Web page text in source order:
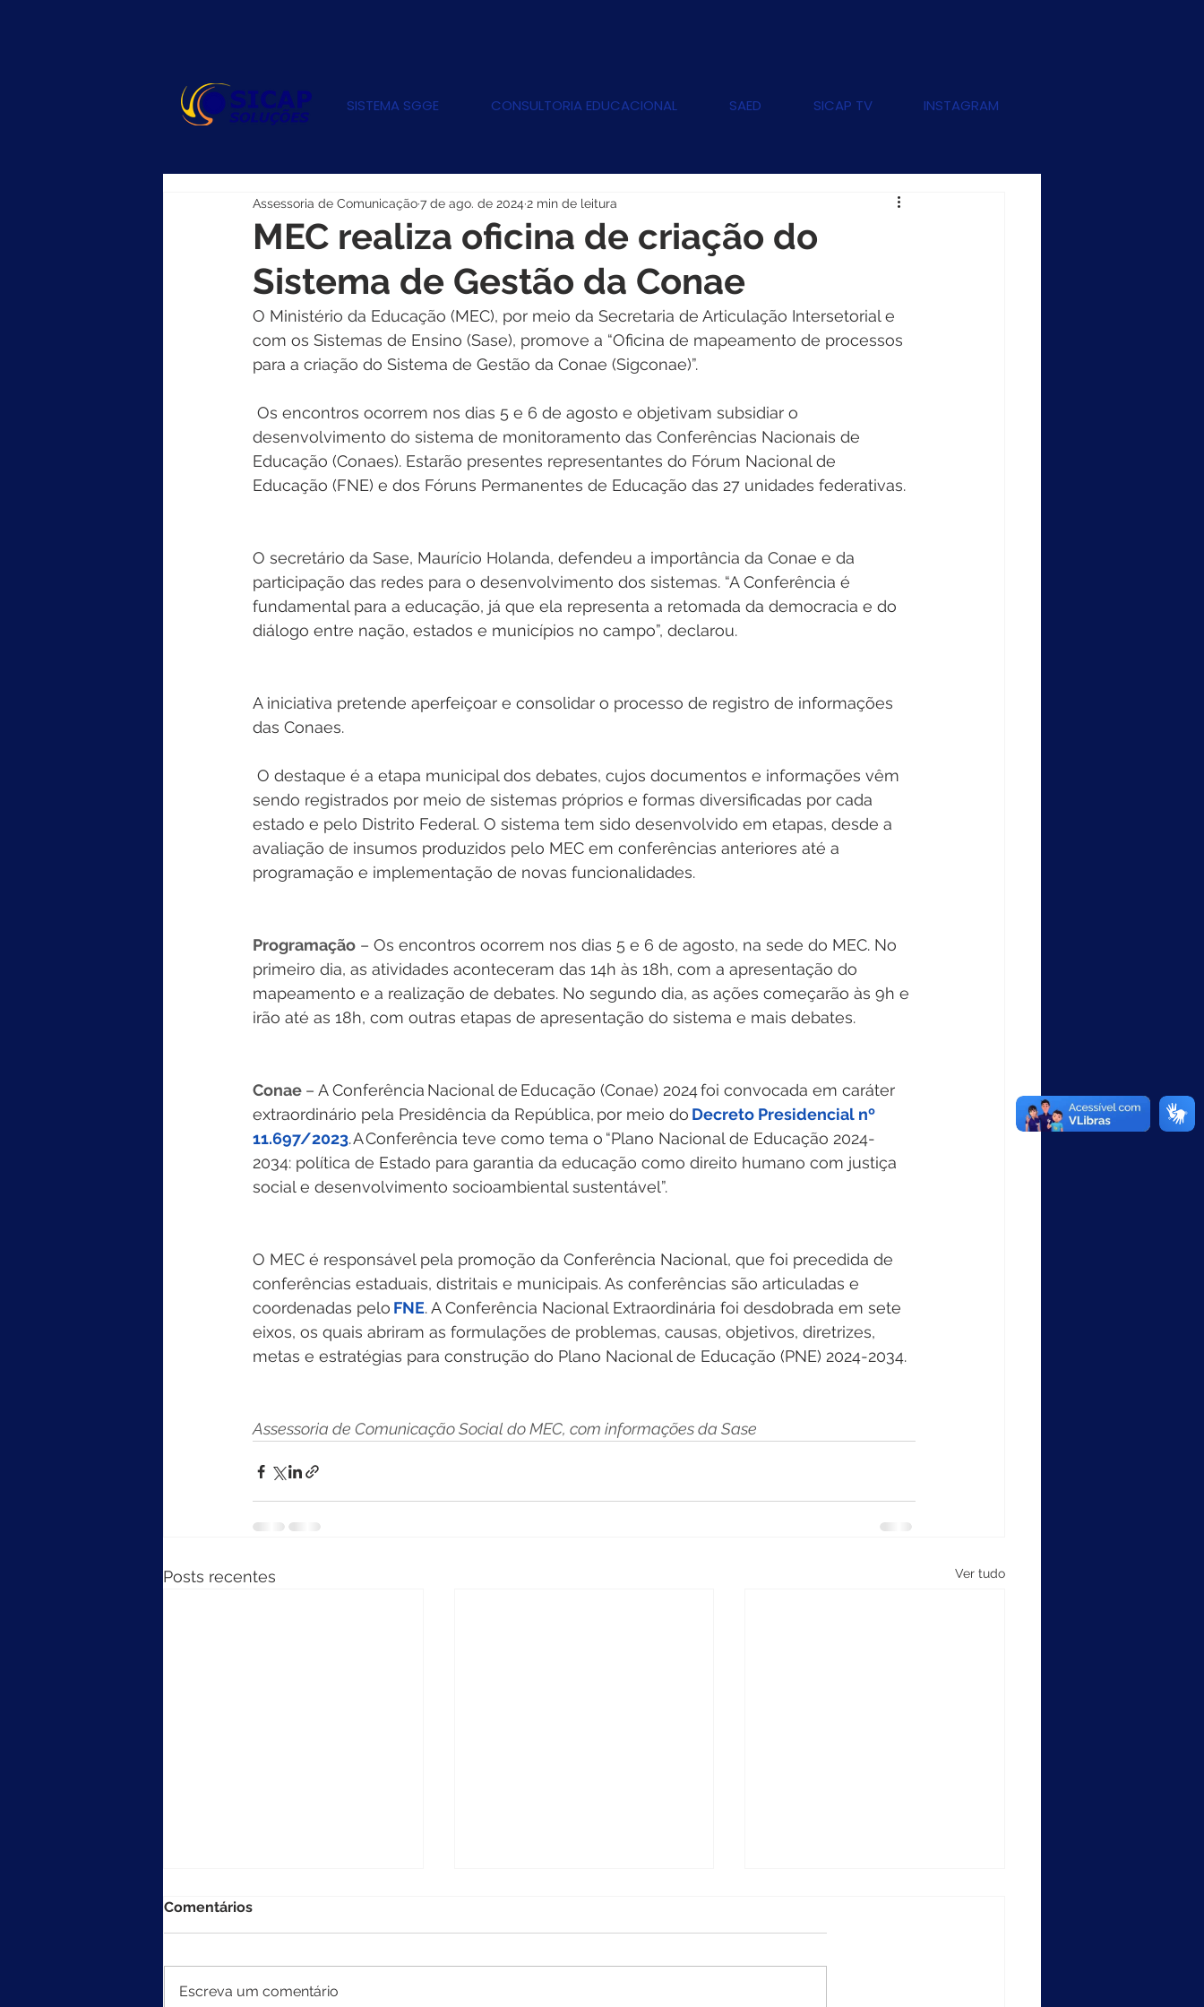
SISTEMA SGGE CONSULTORIA EDUCACIONAL SAED SICAP TV INSTAGRAM
MEC realiza oficina de criação do
Sistema de Gestão da Conae
Assessoria de Comunicação7 de ago. de 2024 2 min de leitura
O Ministério da Educação (MEC), por meio da Secretaria de Articulação Intersetorial e
com os Sistemas de Ensino (Sase), promove a “Oficina de mapeamento de processos
para a criação do Sistema de Gestão da Conae (Sigconae)”.
desenvolvimento do sistema de monitoramento das Conferências Nacionais de
Educação (Conaes). Estarão presentes representantes do Fórum Nacional de
Educação (FNE) e dos Fóruns Permanentes de Educação das 27 unidades federativas.
O secretário da Sase, Maurício Holanda, defendeu a importância da Conae e da
participação das redes para o desenvolvimento dos sistemas. “A Conferência é
fundamental para a educação, já que ela representa a retomada da democracia e do
diálogo entre nação, estados e municípios no campo”, declarou.
A iniciativa pretende aperfeiçoar e consolidar o processo de registro de informações
das Conaes.
sendo registrados por meio de sistemas próprios e formas diversificadas por cada
estado e pelo Distrito Federal. O sistema tem sido desenvolvido em etapas, desde a
avaliação de insumos produzidos pelo MEC em conferências anteriores até a
programação e implementação de novas funcionalidades.
Programação – Os encontros ocorrem nos dias 5 e 6 de agosto, na sede do MEC. No
primeiro dia, as atividades aconteceram das 14h às 18h, com a apresentação do
mapeamento e a realização de debates. No segundo dia, as ações começarão às 9h e
irão até as 18h, com outras etapas de apresentação do sistema e mais debates.
Conae – A Conferência Nacional de Educação (Conae) 2024 foi convocada em caráter
extraordinário pela Presidência da República, por meio do Decreto Presidencial nº
11.697/2023. A Conferência teve como tema o “Plano Nacional de Educação 2024-
2034: política de Estado para garantia da educação como direito humano com justiça
social e desenvolvimento socioambiental sustentável”.
O MEC é responsável pela promoção da Conferência Nacional, que foi precedida de
conferências estaduais, distritais e municipais. As conferências são articuladas e
coordenadas pelo FNE. A Conferência Nacional Extraordinária foi desdobrada em sete
eixos, os quais abriram as formulações de problemas, causas, objetivos, diretrizes,
metas e estratégias para construção do Plano Nacional de Educação (PNE) 2024-2034.
Assessoria de Comunicação Social do MEC, com informações da Sase
Posts recentes Ver tudo
Comentários
Escreva um comentário